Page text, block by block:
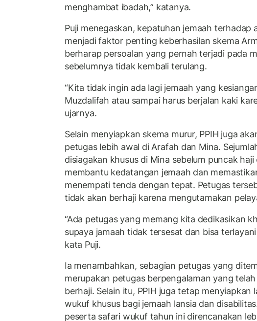
menghambat ibadah,” katanya.
Puji menegaskan, kepatuhan jemaah terhadap
menjadi faktor penting keberhasilan skema
berharap persoalan yang pernah terjadi pada
sebelumnya tidak kembali terulang.
“Kita tidak ingin ada lagi jemaah yang
Muzdalifah atau sampai harus berjalan kaki
ujarnya.
Selain menyiapkan skema murur, PPIH juga
petugas lebih awal di Arafah dan Mina.
disiagakan khusus di Mina sebelum puncak
membantu kedatangan jemaah dan
menempati tenda dengan tepat. Petugas
tidak akan berhaji karena mengutamakan
“Ada petugas yang memang kita dedikasikan
supaya jamaah tidak tersesat dan bisa
kata Puji.
Ia menambahkan, sebagian petugas yang
merupakan petugas berpengalaman yang
berhaji. Selain itu, PPIH juga tetap menyiapkan
wukuf khusus bagi jemaah lansia dan
peserta safari wukuf tahun ini direncanakan